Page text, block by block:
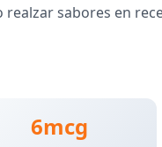
sabores en
6mcg